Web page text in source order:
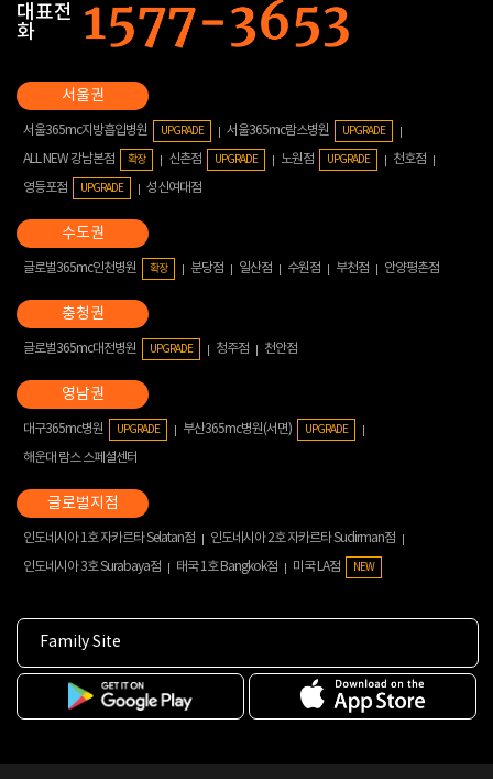
대표전
화
서울365mc지방흡입병원 UPGRADE 서울365mc람스병원 UPGRADE
ALL NEW 강남본점 확장 신촌점 UPGRADE 노원점 UPGRADE
천호점
영등포점
UPGRADE 성신여대점
글로벌365mc인천병원 확장 분당점 일산점 수원점 부천점 안양평촌점
글로벌365mc대전병원 UPGRADE 청주점 천안점
대구365mc병원 UPGRADE 부산365mc병원(서면) UPGRADE
해운대 람스 스페셜센터
인도네시아 1호 자카르타 Selatan점
인도네시아 2호 자카르타 Sudirman점
인도네시아 3호 Surabaya점
태국 1호 Bangkok점 미국 LA점 NEW
Family Site